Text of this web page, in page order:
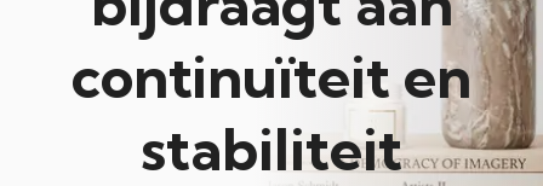
continuïteit en
stabiliteit